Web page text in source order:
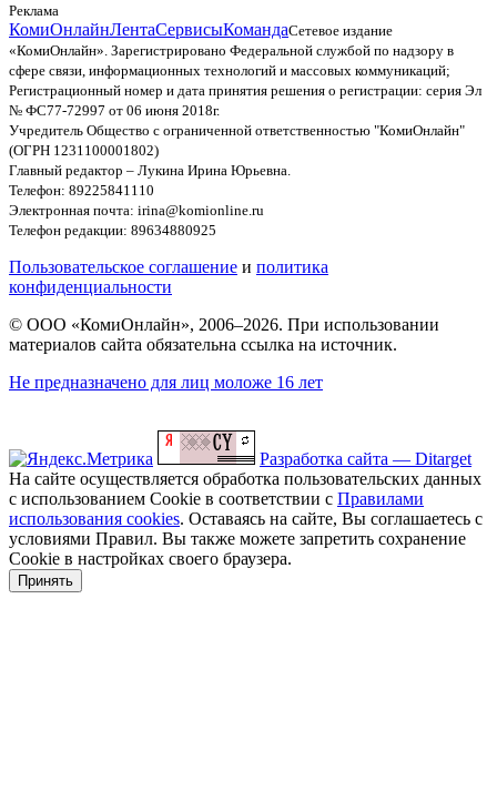
Реклама
КомиОнлайнЛентаСервисыКомандаСетевое издание
«КомиОнлайн». Зарегистрировано Федеральной службой по надзору в
сфере связи, информационных технологий и массовых коммуникаций;
Регистрационный номер и дата принятия решения о регистрации: серия Эл
№ ФС77-72997 от 06 июня 2018г.
Учредитель Общество с ограниченной ответственностью "КомиОнлайн"
(ОГРН 1231100001802)
Главный редактор – Лукина Ирина Юрьевна.
Телефон: 89225841110
Электронная почта: irina@komionline.ru
Телефон редакции: 89634880925
Пользовательское соглашение и политика
конфиденциальности
© ООО «КомиОнлайн», 2006–2026. При использовании
материалов сайта обязательна ссылка на источник.
Не предназначено для лиц моложе 16 лет
Разработка сайта — Ditarget
На сайте осуществляется обработка пользовательских данных
с использованием Cookie в соответствии с Правилами
использования cookies. Оставаясь на сайте, Вы соглашаетесь с
условиями Правил. Вы также можете запретить сохранение
Cookie в настройках своего браузера.
Принять